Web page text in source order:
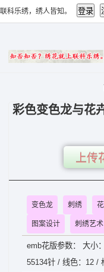
联科乐绣，绣人皆知。
彩色变色龙与花
上传
变色龙 刺绣
图案设计 刺绣艺术
emb花版参数： 大小
55134针 / 线色：12 /